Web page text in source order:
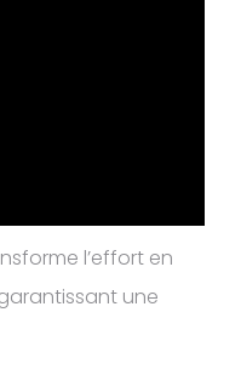
l’effort en
une